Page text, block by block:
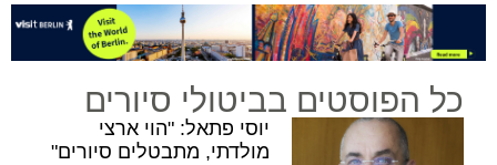
כל הפוסטים בביטולי סיורים
יוסי פתאל: "הוי ארצי
מולדתי, מתבטלים סיורים"